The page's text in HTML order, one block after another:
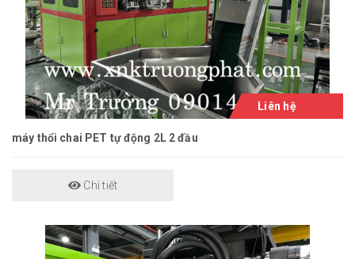
Liên hệ
máy thổi chai PET tự động 2L 2 đầu
Chi tiết